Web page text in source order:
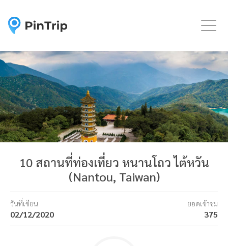
10 สถานที่ท่องเที่ยว หนานโถว ไต้หวัน
(Nantou, Taiwan)
วันที่เขียน
02/12/2020
ยอดเข้าชม
375